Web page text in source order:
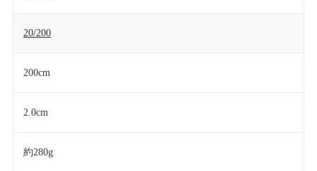
20/200
200cm
2.0cm
約280g